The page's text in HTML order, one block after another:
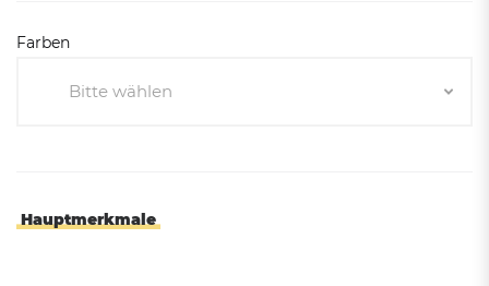
Bitte wählen
Weinrot RAL 3005
Farben
Hauptmerkmale